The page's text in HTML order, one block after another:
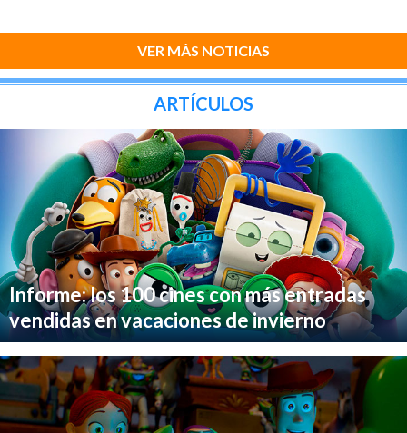
VER MÁS NOTICIAS
ARTÍCULOS
Informe: los 100 cines con más entradas
vendidas en vacaciones de invierno